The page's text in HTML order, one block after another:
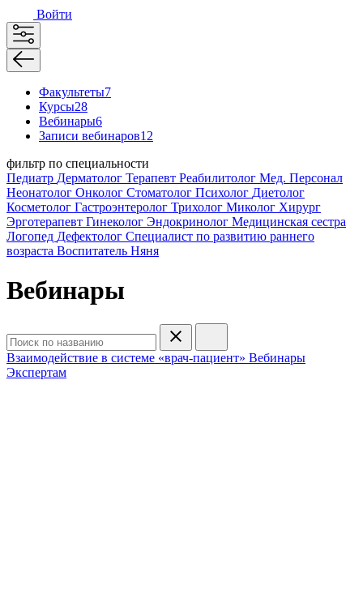
Войти
Факультеты7
Курсы28
Вебинары6
Записи вебинаров12
фильтр по специальности
Педиатр Дерматолог Терапевт Реабилитолог Мед. Персонал
Неонатолог Онколог Стоматолог Психолог Диетолог
Косметолог Гастроэнтеролог Трихолог Миколог Хирург
Эрготерапевт Гинеколог Эндокринолог Медицинская сестра
Логопед Дефектолог Специалист по развитию раннего
возраста Воспитатель Няня
Вебинары
Взаимодействие в системе «врач-пациент» Вебинары
Экспертам